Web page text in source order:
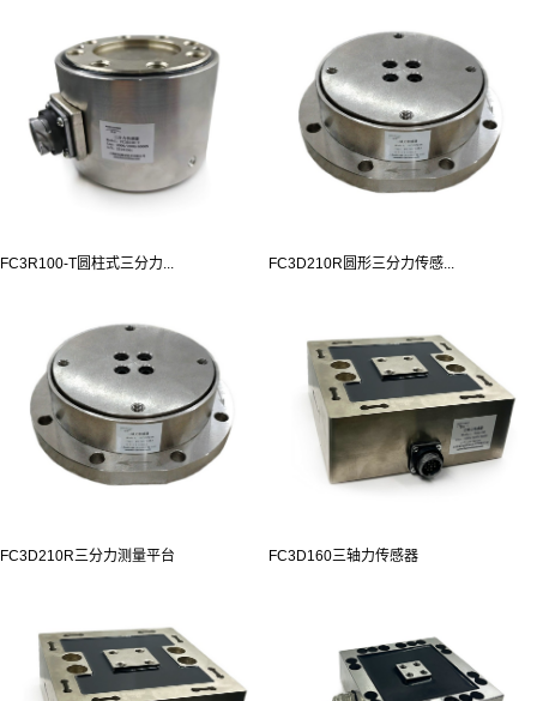
FC3R100-T圆柱式三分力... FC3D210R圆形三分力传感...
FC3D210R三分力测量平台 FC3D160三轴力传感器